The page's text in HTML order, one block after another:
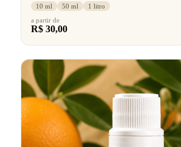
10 ml 50 ml
1 litro
a partir de
R$ 30,00